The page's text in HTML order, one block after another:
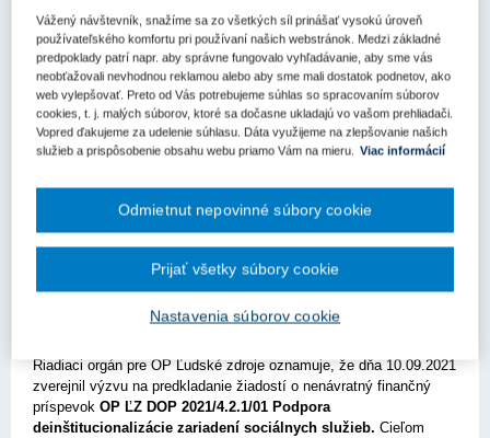
Výzva
Register kľúčových slov
Bratislava – 18. novembra 2021 - Riadiaci orgán pre OP
Ľudské zdroje vyhlásil 3. kolo výzvy na podporu
uzavretia 20.1.2022. Dôvodom je nevyčerpaná alokácia určená
na výzvu po uzavretí 2. kola výzvy.
Riadiaci orgán pre OP Ľudské zdroje vyhlásil dňa 16.11.20213.
kolo výzvy OP ĽZ DOP 2021/4.2.1/01 Podpora
uzavretia 20.01.2022
. Dôvodom je nevyčerpaná alokácia určená
na výzvu po uzavretí 2. kola výzvy.
Riadiaci orgán pre OP Ľudské zdroje oznamuje, že dňa 10.09.2021
zverejnil výzvu na predkladanie žiadostí o nenávratný finančný
príspevok OP ĽZ DOP 2021/4.2.1/01 Podpora
deinštitucionalizácie zariadení sociálnych služieb. Cieľom
Vážený návštevník, snažíme sa zo všetkých síl prinášať vysokú úroveň
používateľského komfortu pri používaní našich webstránok. Medzi základné
predpoklady patrí napr. aby správne fungovalo vyhľadávanie, aby sme vás
neobťažovali nevhodnou reklamou alebo aby sme mali dostatok podnetov, ako
web vylepšovať. Preto od Vás potrebujeme súhlas so spracovaním súborov
cookies, t. j. malých súborov, ktoré sa dočasne ukladajú vo vašom prehliadači.
Vopred ďakujeme za udelenie súhlasu. Dáta využijeme na zlepšovanie našich
služieb a prispôsobenie obsahu webu priamo Vám na mieru.
Viac informácií
Nastavenia súborov cookie
Odmietnut nepovinné súbory cookie
Prijať všetky súbory cookie